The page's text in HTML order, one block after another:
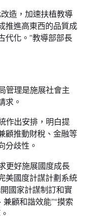
造，加速扶植教導
推進高東西的品質成
代化。”教導部部長
管理是施展社會主
求。
作出安排，明白提
顧推動財稅、金融等
分歧性。
更好施展國度成長
美國度計謀計劃系統
國家計謀制訂和實
顧和諧效能”“摸索